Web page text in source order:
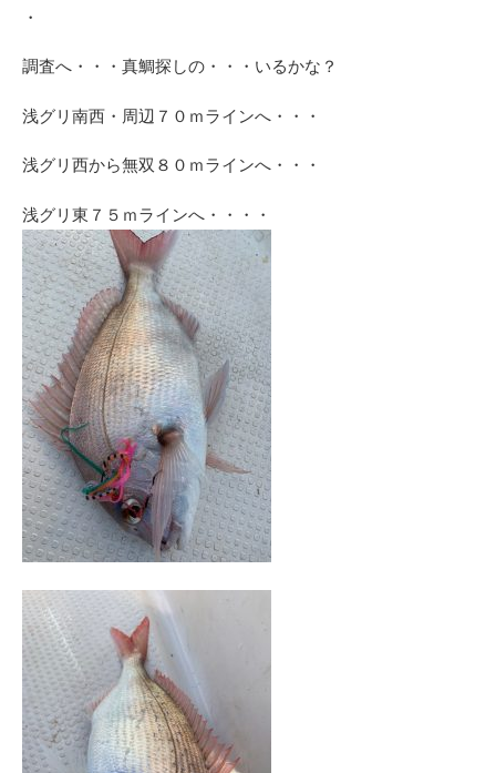
・
調査へ・・・真鯛探しの・・・いるかな？
浅グリ南西・周辺７０ｍラインへ・・・
浅グリ西から無双８０ｍラインへ・・・
浅グリ東７５ｍラインへ・・・・